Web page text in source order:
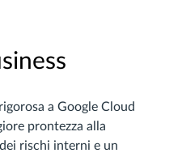
a Google Cloud
prontezza alla
rischi interni e un